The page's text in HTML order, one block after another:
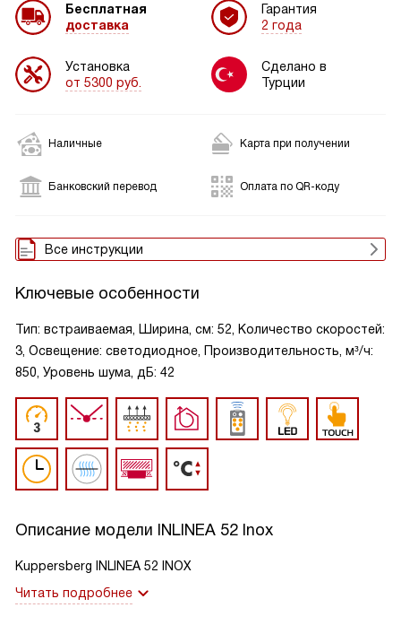
Бесплатная
доставка
Установка
от 5300 руб.
Гарантия
2 года
Сделано в
Турции
Наличные Карта при получении
Банковский перевод Оплата по QR-коду
Все инструкции
Ключевые особенности
Тип: встраиваемая, Ширина, см: 52, Количество скоростей:
3, Освещение: светодиодное, Производительность, м³/ч:
850, Уровень шума, дБ: 42
Описание модели INLINEA 52 Inox
Kuppersberg INLINEA 52 INOX
Читать подробнее